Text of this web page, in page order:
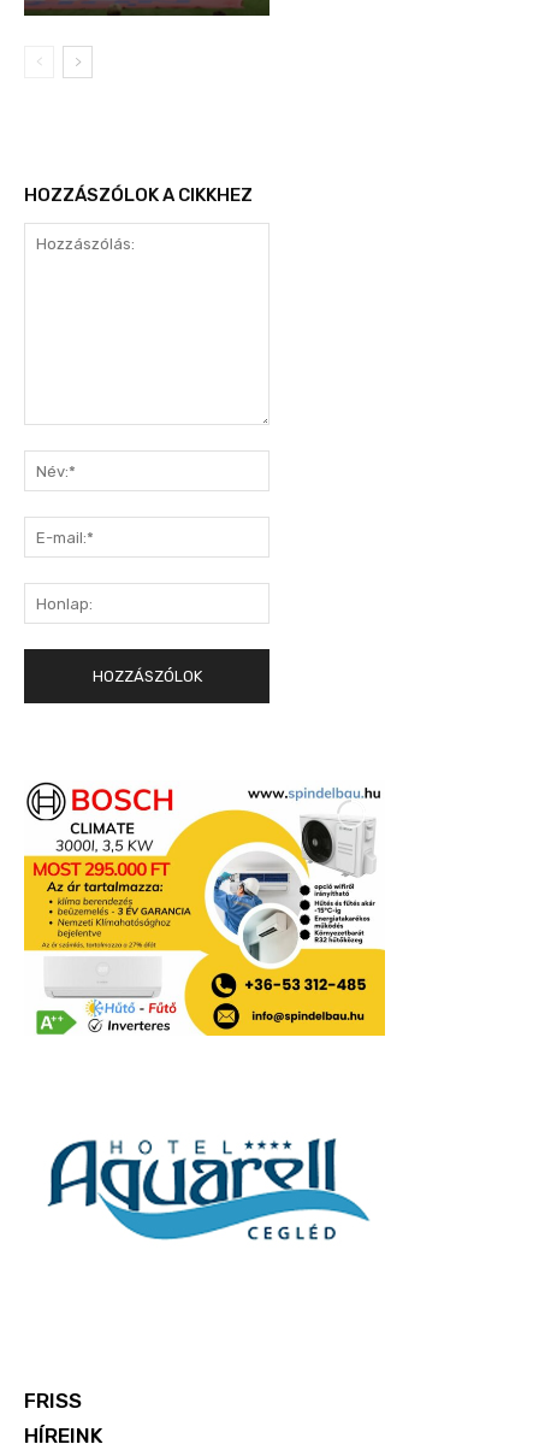
HOZZÁSZÓLOK A CIKKHEZ
mail:*
FRISS
HÍREINK